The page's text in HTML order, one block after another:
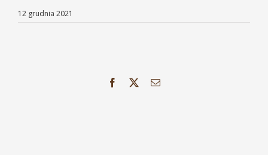
12 grudnia 2021
Facebook Email